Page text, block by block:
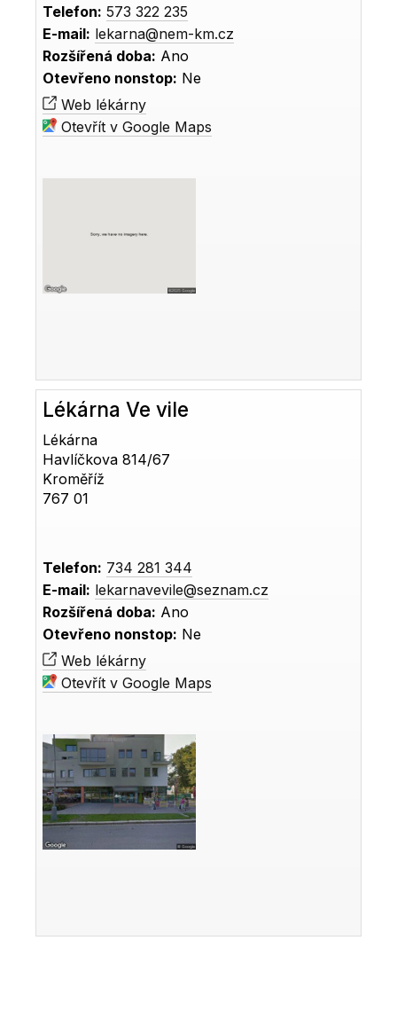
Telefon: 573 322 235
E-mail: lekarna@nem-km.cz
Rozšířená doba: Ano
Otevřeno nonstop: Ne
Web lékárny
Otevřít v Google Maps
Lékárna Ve vile
Lékárna
Havlíčkova 814/67
Kroměříž
767 01
Telefon: 734 281 344
E-mail: lekarnavevile@seznam.cz
Rozšířená doba: Ano
Otevřeno nonstop: Ne
Web lékárny
Otevřít v Google Maps